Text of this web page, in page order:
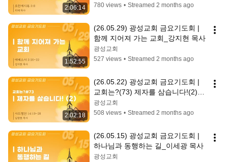
2:06:14
회)
780 views • Streamed 2 months ago
1:52:55
(26.05.29) 광성교회 금요기도회 |
함께 지어져 가는 교회_강지현 목사
광성교회
527 views • Streamed 2 months ago
2:02:18
(26.05.22) 광성교회 금요기도회 |
교회는?(73) 제자를 삼습니다!(2)_
남광현 목사
광성교회
508 views • Streamed 2 months ago
(26.05.15) 광성교회 금요기도회 |
하나님과 동행하는 길_이세광 목사
광성교회